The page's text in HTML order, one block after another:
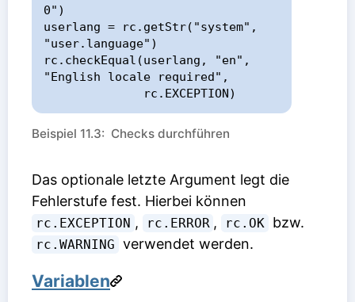
0")
userlang = rc.getStr("system",
"user.language")
rc.checkEqual(userlang, "en",
"English locale required",
              rc.EXCEPTION)
Beispiel 11.3: Checks durchführen
Das optionale letzte Argument legt die
Fehlerstufe fest. Hierbei können
rc.EXCEPTION , rc.ERROR , rc.OK bzw.
rc.WARNING verwendet werden.
Variablen